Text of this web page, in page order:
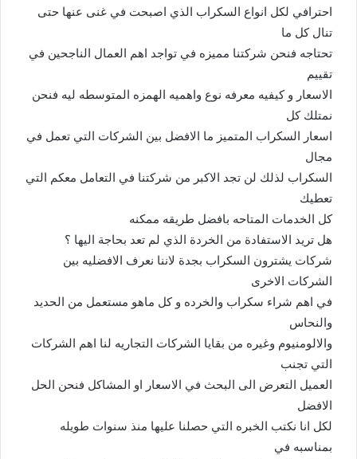
احترافي لكل انواع السكراب الذي اصبحت في غنى عنها حتى
تنال كل ما
تحتاجه فنحن شركتنا مميزه في تواجد اهم العمال الناجحين في
تقييم
الاسعار و كيفيه معرفه نوع واهميه الهمزه المتوسطه ليه فنحن
نمتلك كل
اسعار السكراب المتميز ما الافضل بين الشركات التي تعمل في
مجال
السكراب لذلك لن تجد الاكبر من شركتنا في التعامل معكم التي
تعطيك
كل الخدمات المتاحه بافضل طريقه ممكنه
هل تريد الاستفادة من الخردة الذي لم تعد بحاجة اليها ؟
شركات يشترون السكراب بجدة لاننا نعرف الافضليه بين
الشركات الاخرى
في اهم شراء سكراب والخرده و كل ماهو مستعمل من الحديد
والنحاس
والالومنيوم وغيره من بقايا الشركات التجاريه لنا اهم الشركات
التي تجنب
العميل التعرض الى البحث في الاسعار او المشاكل فنحن الحل
الافضل
لكل انا نكتب الخبره التي حصلنا عليها منذ سنوات طويله
بمناسبه في